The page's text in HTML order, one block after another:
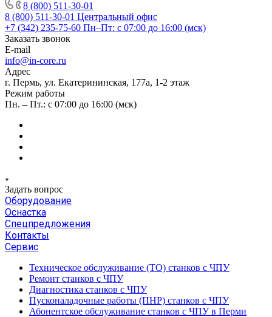
8 (800) 511-30-01
8 (800) 511-30-01 Центральный офис
+7 (342) 235-75-60 Пн–Пт: с 07:00 до 16:00 (мск)
Заказать звонок
E-mail
info@in-core.ru
Адрес
г. Пермь, ул. ​Екатерининская, 177а, ​1-2 этаж
Режим работы
Пн. – Пт.: с 07:00 до 16:00 (мск)
Задать вопрос
Оборудование
Оснастка
Спецпредложения
Контакты
Сервис
Техническое обслуживание (ТО) станков с ЧПУ
Ремонт станков с ЧПУ
Диагностика станков с ЧПУ
Пусконаладочные работы (ПНР) станков с ЧПУ
Абонентское обслуживание станков с ЧПУ в Перми